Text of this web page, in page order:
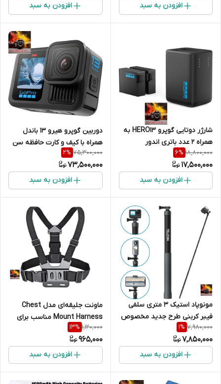
افزودن به سبد افزودن به سبد
شارژر دوتایی گوپرو HERO13 به
همراه ۲ عدد باتری اندور
18,800,000
6%
17,500,000
افزودن به سبد
دوربین گوپرو هیرو 13 باندل
همراه با کیف و کارت حافظه سن
دیسک 64 گیگابایت
75,300,000
2%
73,500,000
افزودن به سبد
مونوپاد استیک 3 متری سلفی
فیبر کربنی طرح جدید مخصوص
دوربینهای گوپرو و اینستا360
7,980,000
1%
7,850,000
افزودن به سبد
ماونت جلیقه‌ای مدل Chest
Mount Harness مناسب برای
{سایزبزرگ}
1,120,000
13%
965,000
افزودن به سبد